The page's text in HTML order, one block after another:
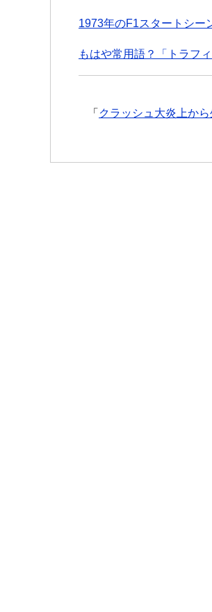
1973年のF1スタートシー
もはや常用語？「トラフ
「 クラッシュ大炎上か